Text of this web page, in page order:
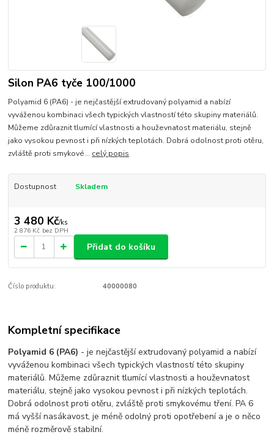
Silon PA6 tyče 100/1000
Polyamid 6 (PA6) - je nejčastější extrudovaný polyamid a nabízí
vyváženou kombinaci všech typických vlastností této skupiny materiálů.
Můžeme zdůraznit tlumící vlastnosti a houževnatost materiálu, stejně
jako vysokou pevnost i při nízkých teplotách. Dobrá odolnost proti otěru,
zvláště proti smykové... celý popis
Dostupnost Skladem
3 480 Kč/ks
2 876 Kč bez DPH
Přidat do košíku
Číslo produktu: 40000080
Kompletní specifikace
Polyamid 6 (PA6) - je nejčastější extrudovaný polyamid a nabízí
vyváženou kombinaci všech typických vlastností této skupiny
materiálů. Můžeme zdůraznit tlumící vlastnosti a houževnatost
materiálu, stejně jako vysokou pevnost i při nízkých teplotách.
Dobrá odolnost proti otěru, zvláště proti smykovému tření. PA 6
má vyšší nasákavost, je méně odolný proti opotřebení a je o něco
méně rozměrově stabilní.